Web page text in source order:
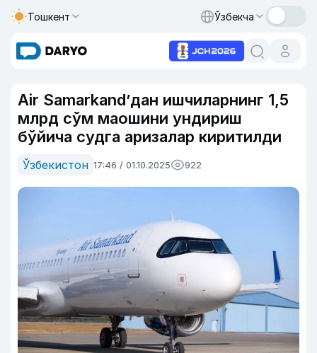
Тошкент Ўзбекча
Air Samarkandʼдан ишчиларнинг 1,5
млрд сўм маошини ундириш
бўйича судга аризалар киритилди
Ўзбекистон 17:46 / 01.10.2025 922